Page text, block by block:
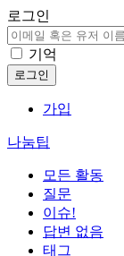
로그인
기억
가입
나눔팁
모든 활동
질문
이슈!
답변 없음
태그